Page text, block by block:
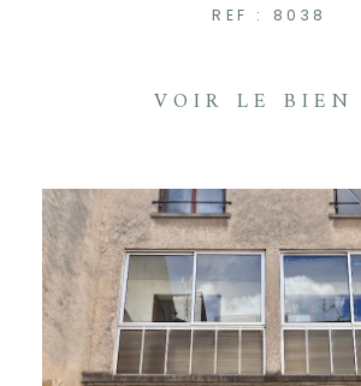
REF : 8038
VOIR LE BIEN